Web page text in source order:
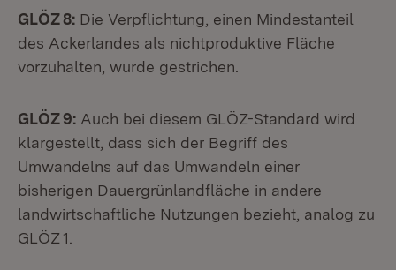
GLÖZ 8: Die Verpflichtung, einen Mindestanteil
des Ackerlandes als nichtproduktive Fläche
vorzuhalten, wurde gestrichen.
GLÖZ 9: Auch bei diesem GLÖZ-Standard wird
klargestellt, dass sich der Begriff des
Umwandelns auf das Umwandeln einer
bisherigen Dauergrünlandfläche in andere
landwirtschaftliche Nutzungen bezieht, analog zu
GLÖZ 1.